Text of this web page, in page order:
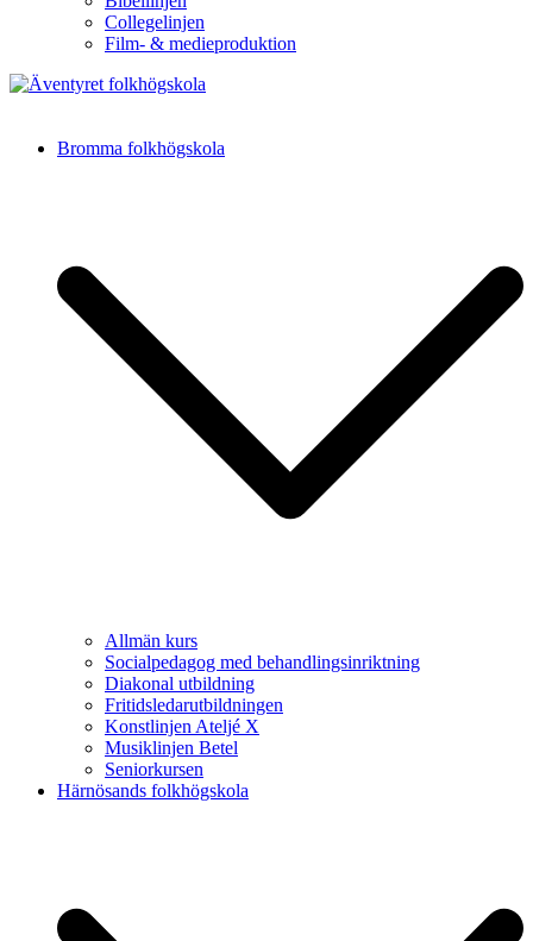
Collegelinjen
Film- & medieproduktion
Bromma folkhögskola
Allmän kurs
Socialpedagog med behandlingsinriktning
Diakonal utbildning
Fritidsledarutbildningen
Konstlinjen Ateljé X
Musiklinjen Betel
Seniorkursen
Härnösands folkhögskola